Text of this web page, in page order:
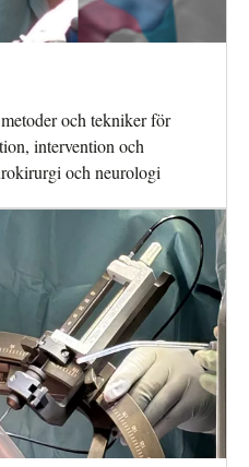
och tekniker för
intervention och
och neurologi